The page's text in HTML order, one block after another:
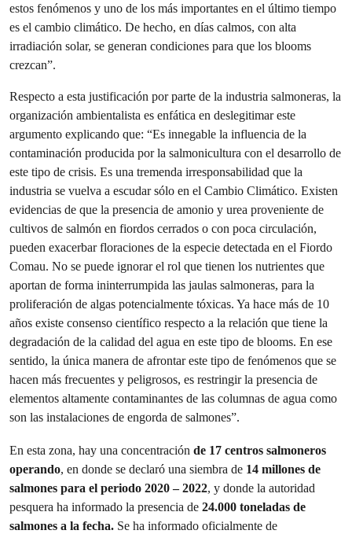
estos fenómenos y uno de los más importantes en el último tiempo
es el cambio climático. De hecho, en días calmos, con alta
irradiación solar, se generan condiciones para que los blooms
crezcan”.
Respecto a esta justificación por parte de la industria salmoneras, la
organización ambientalista es enfática en deslegitimar este
argumento explicando que: “Es innegable la influencia de la
contaminación producida por la salmonicultura con el desarrollo de
este tipo de crisis. Es una tremenda irresponsabilidad que la
industria se vuelva a escudar sólo en el Cambio Climático. Existen
evidencias de que la presencia de amonio y urea proveniente de
cultivos de salmón en fiordos cerrados o con poca circulación,
pueden exacerbar floraciones de la especie detectada en el Fiordo
Comau. No se puede ignorar el rol que tienen los nutrientes que
aportan de forma ininterrumpida las jaulas salmoneras, para la
proliferación de algas potencialmente tóxicas. Ya hace más de 10
años existe consenso científico respecto a la relación que tiene la
degradación de la calidad del agua en este tipo de blooms. En ese
sentido, la única manera de afrontar este tipo de fenómenos que se
hacen más frecuentes y peligrosos, es restringir la presencia de
elementos altamente contaminantes de las columnas de agua como
son las instalaciones de engorda de salmones”.
En esta zona, hay una concentración de 17 centros salmoneros
operando, en donde se declaró una siembra de 14 millones de
salmones para el periodo 2020 – 2022, y donde la autoridad
pesquera ha informado la presencia de 24.000 toneladas de
salmones a la fecha. Se ha informado oficialmente de